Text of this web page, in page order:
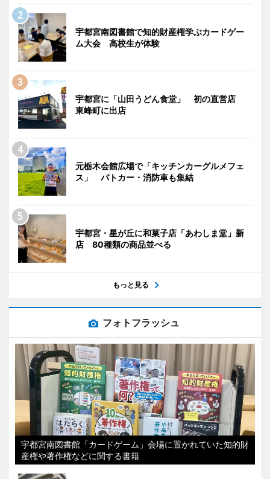
宇都宮南図書館で知的財産権学ぶカードゲー
ム大会 高校生が体験
宇都宮に「山田うどん食堂」 初の直営店
東峰町に出店
元栃木会館広場で「キッチンカーグルメフェ
ス」 パトカー・消防車も集結
宇都宮・星が丘に和菓子店「あわしま堂」新
店 80種類の商品並べる
もっと見る
フォトフラッシュ
宇都宮南図書館「カードゲーム」会場に置かれていた知的財
産権や著作権などに関する書籍